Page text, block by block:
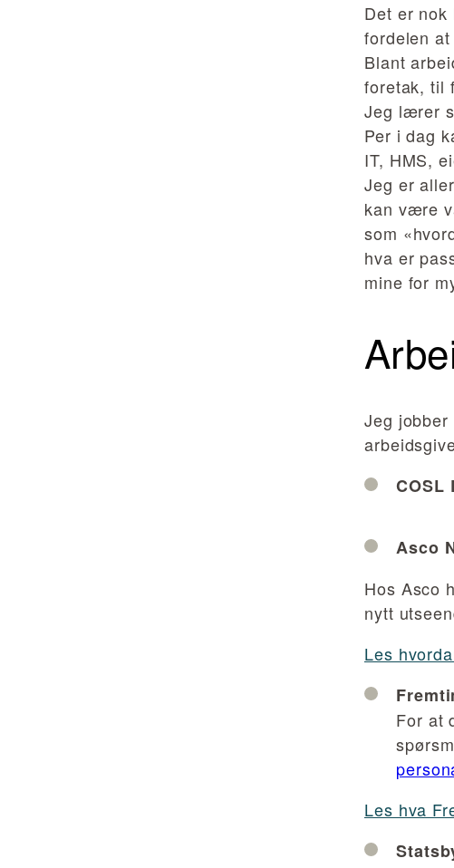
Det er
fordelen
Blant
foretak, til
Jeg lærer
Per i dag
IT, HMS,
Jeg er
kan være
som
hva er
mine for
Jeg
COSL
Asco
Hos Asco
nytt
Les
For at
Les hva